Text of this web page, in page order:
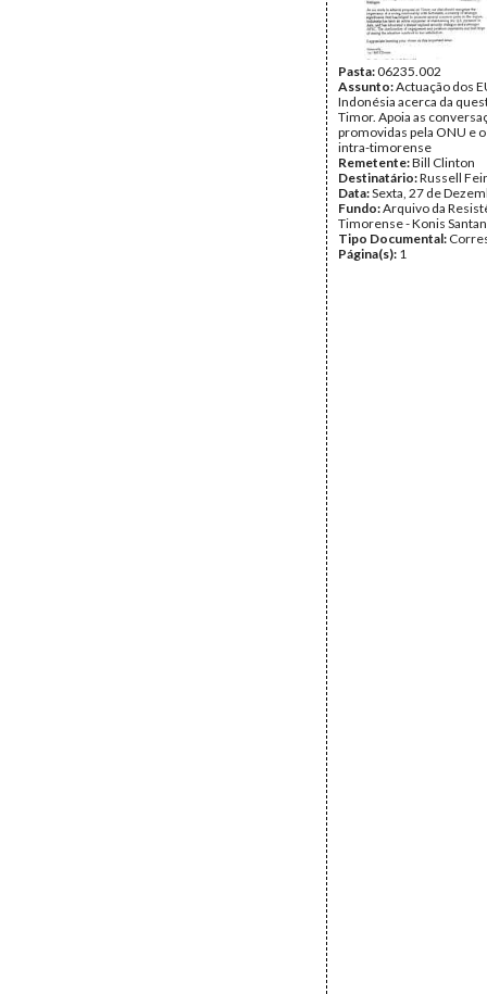
Pasta:06235.002
Assunto:Actuação dos
Indonésia acerca da
Timor. Apoia as
promovidas pela ONU e
intra-timorense
Remetente:Bill Clinton
Destinatário:Russell
Data:Sexta, 27 de
Fundo:Arquivo da
Timorense - Konis
Tipo Documental:
Página(s): 1